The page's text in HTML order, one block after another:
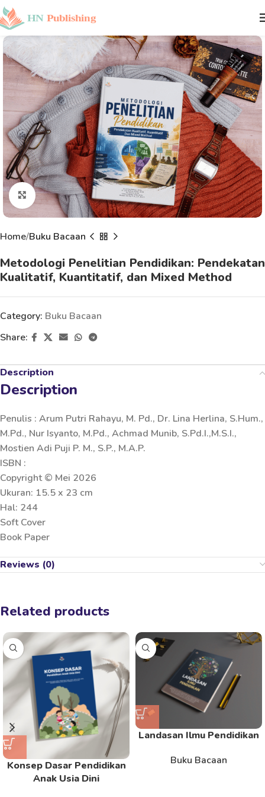
Click to enlarge
Home Buku Bacaan
Metodologi Penelitian Pendidikan: Pendekatan
Kualitatif, Kuantitatif, dan Mixed Method
Category: Buku Bacaan
Share:
Description
Description
Penulis : Arum Putri Rahayu, M. Pd., Dr. Lina Herlina, S.Hum.,
M.Pd., Nur Isyanto, M.Pd., Achmad Munib, S.Pd.I.,M.S.I.,
Mostien Adi Puji P. M., S.P., M.A.P.
ISBN :
Copyright © Mei 2026
Ukuran: 15.5 x 23 cm
Hal: 244
Soft Cover
Book Paper
Reviews (0)
Related products
Konsep Dasar Pendidikan
Anak Usia Dini
Landasan Ilmu Pendidikan
Buku Bacaan